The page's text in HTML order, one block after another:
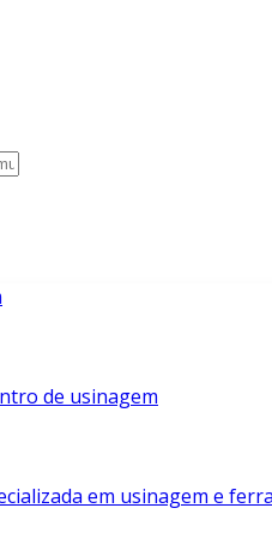
de usinagem
em usinagem e